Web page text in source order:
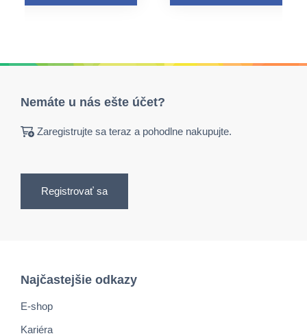
Nemáte u nás ešte účet?
Zaregistrujte sa teraz a pohodlne nakupujte.
Registrovať sa
Najčastejšie odkazy
E-shop
Kariéra